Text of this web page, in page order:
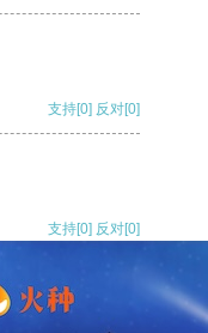
支持[0] 反对[0]
支持[0] 反对[0]